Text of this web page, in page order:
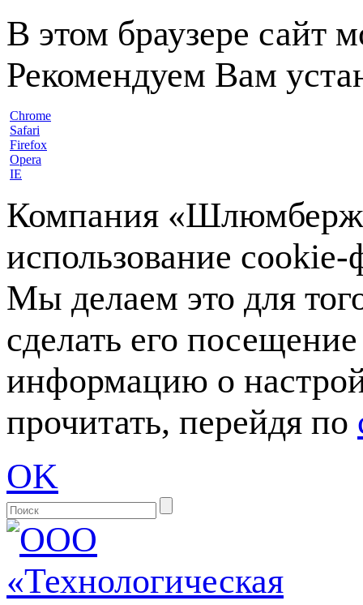
В этом браузере сайт
Рекомендуем Вам
Chrome
Safari
Firefox
Opera
IE
Компания
использование
Мы делаем это для
сделать его
информацию о
прочитать, перейдя по
OK